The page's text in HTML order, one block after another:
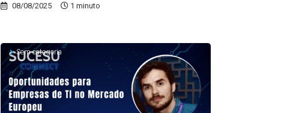
08/08/2025 1 minuto
Sem categoria